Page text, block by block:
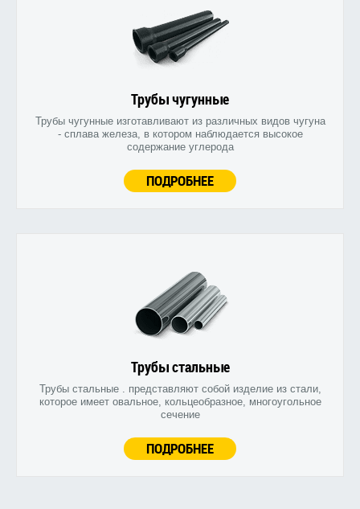
Трубы чугунные
Трубы чугунные изготавливают из различных видов чугуна
- сплава железа, в котором наблюдается высокое
содержание углерода
ПОДРОБНЕЕ
Трубы стальные
Трубы стальные . представляют собой изделие из стали,
которое имеет овальное, кольцеобразное, многоугольное
сечение
ПОДРОБНЕЕ